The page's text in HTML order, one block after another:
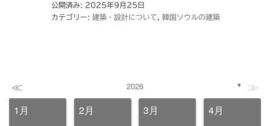
公開済み: 2025年9月25日
カテゴリー: 建築・設計について 韓国ソウルの建築
≪ 2026 ▼ ≫
1月 2月 3月 4月